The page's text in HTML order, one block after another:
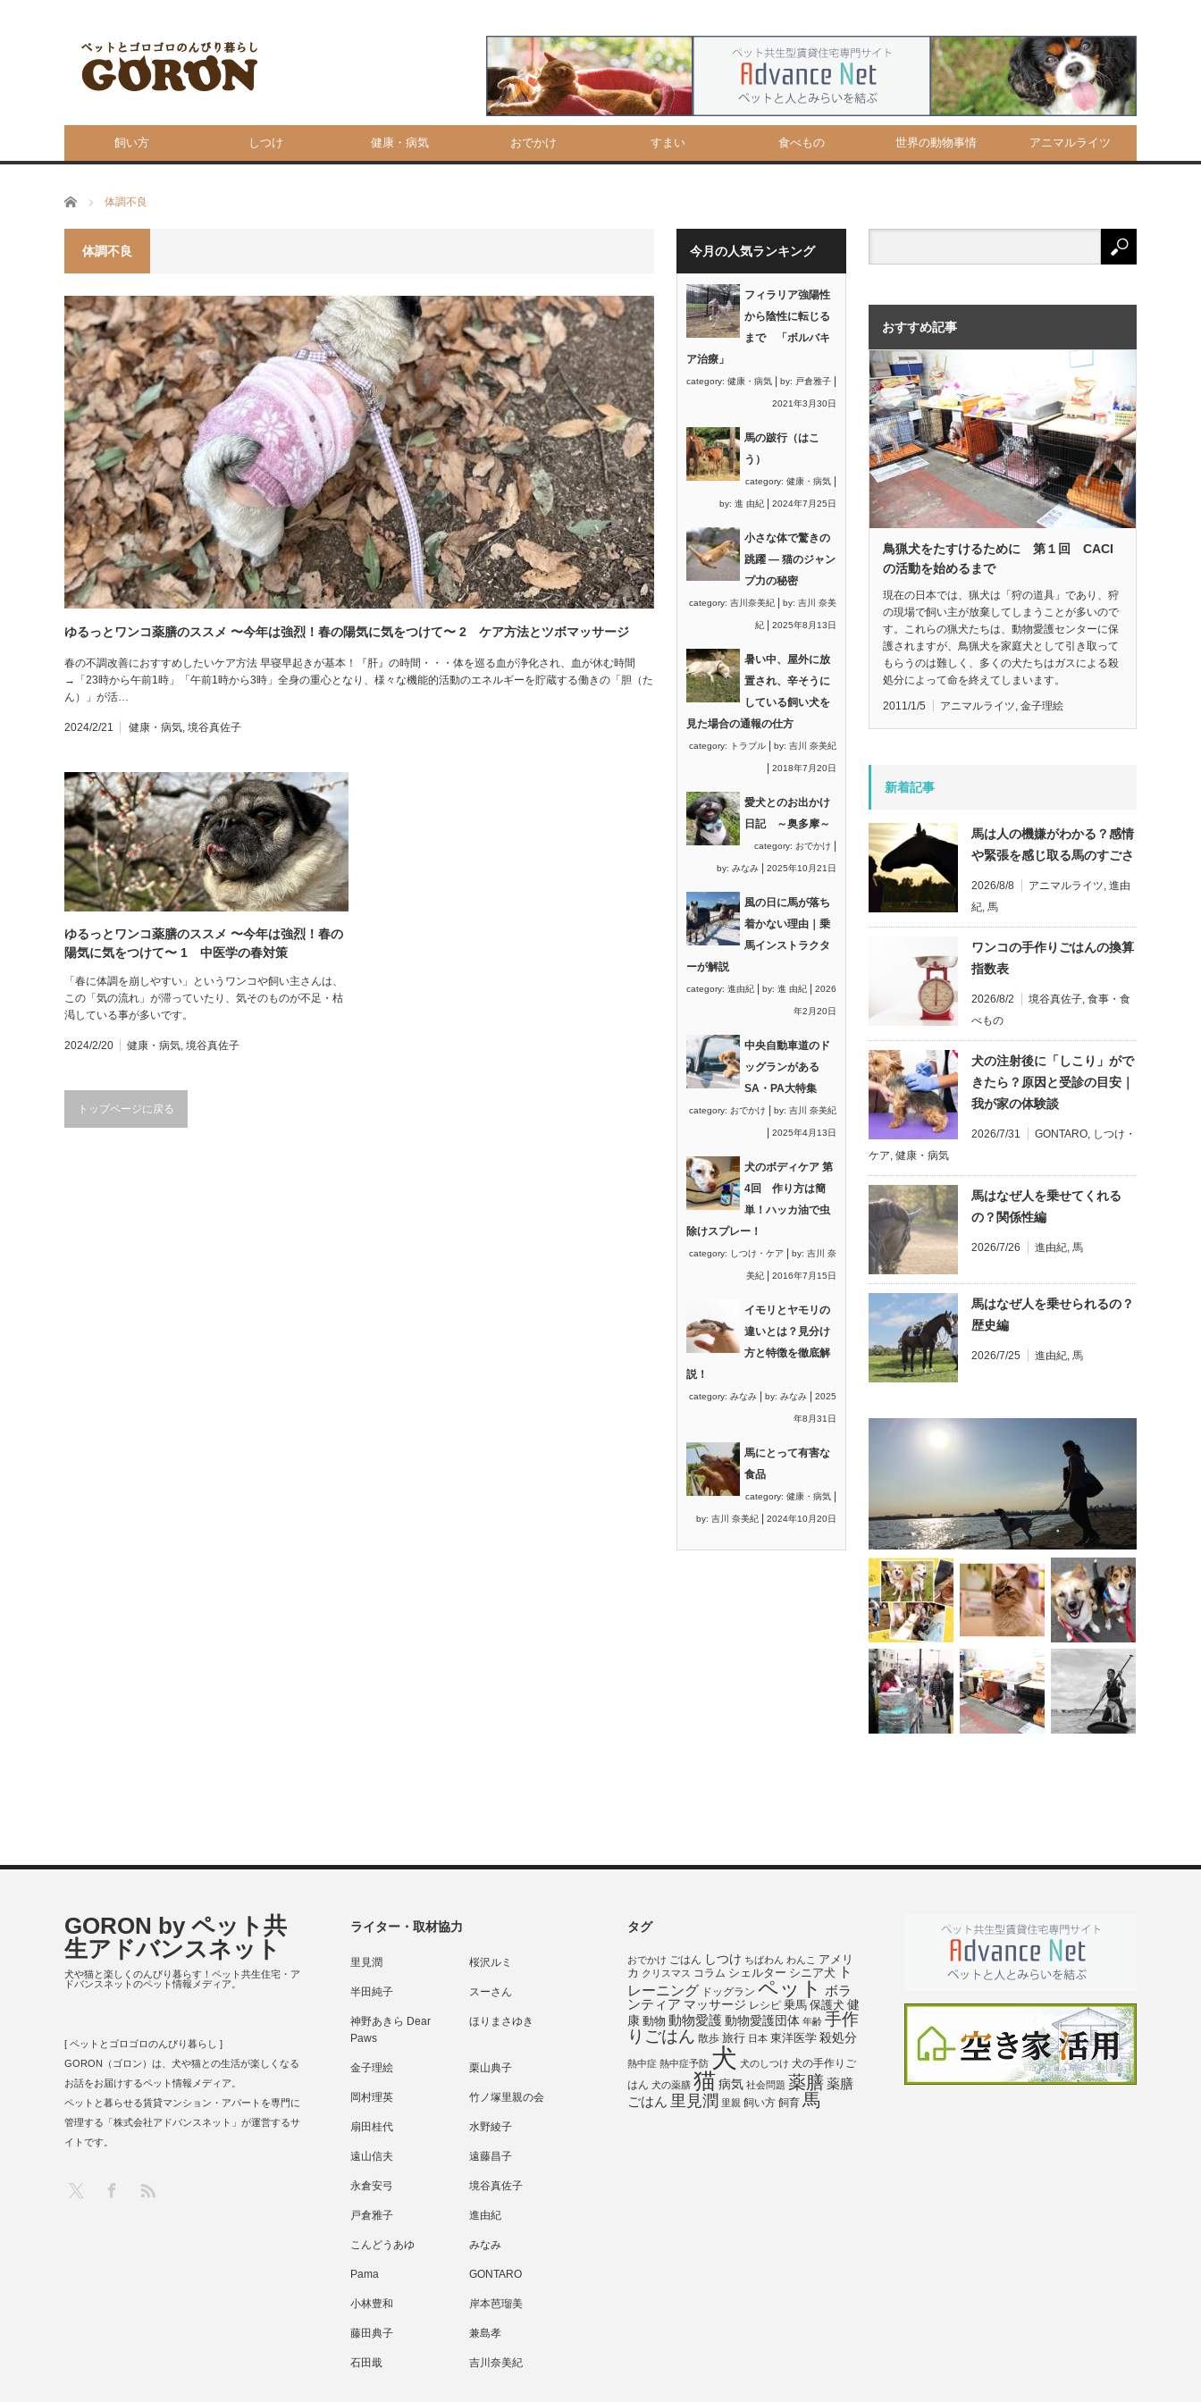
飼い方 しつけ 健康・病気 おでかけ すまい 食べもの 世界の動物事情 アニマルライツ
ホーム 体調不良
体調不良
ゆるっとワンコ薬膳のススメ 〜今年は強烈！春の陽気に気をつけて〜 2 ケア方法とツボマッサージ
春の不調改善におすすめしたいケア方法 早寝早起きが基本！『肝』の時間・・・体を巡る血が浄化され、血が休む時間
→「23時から午前1時」「午前1時から3時」全身の重心となり、様々な機能的活動のエネルギーを貯蔵する働きの「胆（た
ん）」が活…
2024/2/21 健康・病気, 境谷真佐子
ゆるっとワンコ薬膳のススメ 〜今年は強烈！春の
陽気に気をつけて〜 1 中医学の春対策
「春に体調を崩しやすい」というワンコや飼い主さんは、
この「気の流れ」が滞っていたり、気そのものが不足・枯
渇している事が多いです。
2024/2/20 健康・病気, 境谷真佐子
トップページに戻る
今月の人気ランキング
フィラリア強陽性
から陰性に転じる
まで 「ボルバキ
ア治療」
category: 健康・病気 by: 戸倉雅子
2021年3月30日
馬の跛行（はこ
う）
category: 健康・病気
by: 進 由紀 2024年7月25日
小さな体で驚きの
跳躍 ― 猫のジャン
プ力の秘密
category: 吉川奈美紀 by: 吉川 奈美
紀 2025年8月13日
暑い中、屋外に放
置され、辛そうに
している飼い犬を
見た場合の通報の仕方
category: トラブル by: 吉川 奈美紀
2018年7月20日
愛犬とのお出かけ
日記 ～奥多摩～
category: おでかけ
by: みなみ 2025年10月21日
風の日に馬が落ち
着かない理由｜乗
馬インストラクタ
ーが解説
category: 進由紀 by: 進 由紀 2026
年2月20日
中央自動車道のド
ッグランがある
SA・PA大特集
category: おでかけ by: 吉川 奈美紀
2025年4月13日
犬のボディケア 第
4回 作り方は簡
単！ハッカ油で虫
除けスプレー！
category: しつけ・ケア by: 吉川 奈
美紀 2016年7月15日
イモリとヤモリの
違いとは？見分け
方と特徴を徹底解
説！
category: みなみ by: みなみ 2025
年8月31日
馬にとって有害な
食品
category: 健康・病気
by: 吉川 奈美紀 2024年10月20日
おすすめ記事
鳥猟犬をたすけるために 第１回 CACI
の活動を始めるまで
現在の日本では、猟犬は「狩の道具」であり、狩
の現場で飼い主が放棄してしまうことが多いので
す。これらの猟犬たちは、動物愛護センターに保
護されますが、鳥猟犬を家庭犬として引き取って
もらうのは難しく、多くの犬たちはガスによる殺
処分によって命を終えてしまいます。
2011/1/5 アニマルライツ, 金子理絵
新着記事
馬は人の機嫌がわかる？感情
や緊張を感じ取る馬のすごさ
2026/8/8 アニマルライツ, 進由
紀, 馬
ワンコの手作りごはんの換算
指数表
2026/8/2 境谷真佐子, 食事・食
べもの
犬の注射後に「しこり」がで
きたら？原因と受診の目安｜
我が家の体験談
2026/7/31 GONTARO, しつけ・
ケア, 健康・病気
馬はなぜ人を乗せてくれる
の？関係性編
2026/7/26 進由紀, 馬
馬はなぜ人を乗せられるの？
歴史編
2026/7/25 進由紀, 馬
ライター・取材協力
里見潤 桜沢ルミ
半田純子 スーさん
神野あきら Dear
Paws
ほりまさゆき
金子理絵 栗山典子
岡村理英 竹ノ塚里親の会
扇田桂代 水野綾子
遠山信夫 遠藤昌子
永倉安弓 境谷真佐子
戸倉雅子 進由紀
こんどうあゆ みなみ
Pama GONTARO
小林豊和 岸本芭瑠美
藤田典子 兼島孝
石田戢 吉川奈美紀
タグ
おでかけ ごはん しつけ ちばわん わんこ アメリ
カ クリスマス コラム シェルター シニア犬
ト
レーニング ドッグラン ペット
ボラ
ンティア マッサージ レシピ 乗馬 保護犬 健
康 動物 動物愛護動物愛護団体 年齢 手作
りごはん 散歩 旅行 日本 東洋医学 殺処分
熱中症 熱中症予防 犬 犬のしつけ 犬の手作りご
はん 犬の薬膳 猫 病気 社会問題 薬膳薬膳
ごはん 里見潤 里親 飼い方 飼育 馬
GORON by ペット共
生アドバンスネット
犬や猫と楽しくのんびり暮らす！ペット共生住宅・ア
ドバンスネットのペット情報メディア。
[ ペットとゴロゴロのんびり暮らし ]
GORON（ゴロン）は、犬や猫との生活が楽しくなる
お話をお届けするペット情報メディア。
ペットと暮らせる賃貸マンション・アパートを専門に
管理する「株式会社アドバンスネット」が運営するサ
イトです。
Facebook
RSS